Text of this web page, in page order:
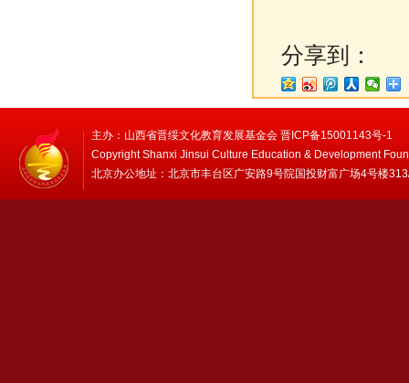
分享到：
主办：山西省晋绥文化教育发展基金会 晋ICP备15001143号-1
Copyright Shanxi Jinsui Culture Education & Development
北京办公地址：北京市丰台区广安路9号院国投财富广场4号楼